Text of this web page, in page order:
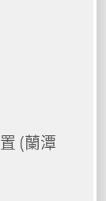
(蘭潭